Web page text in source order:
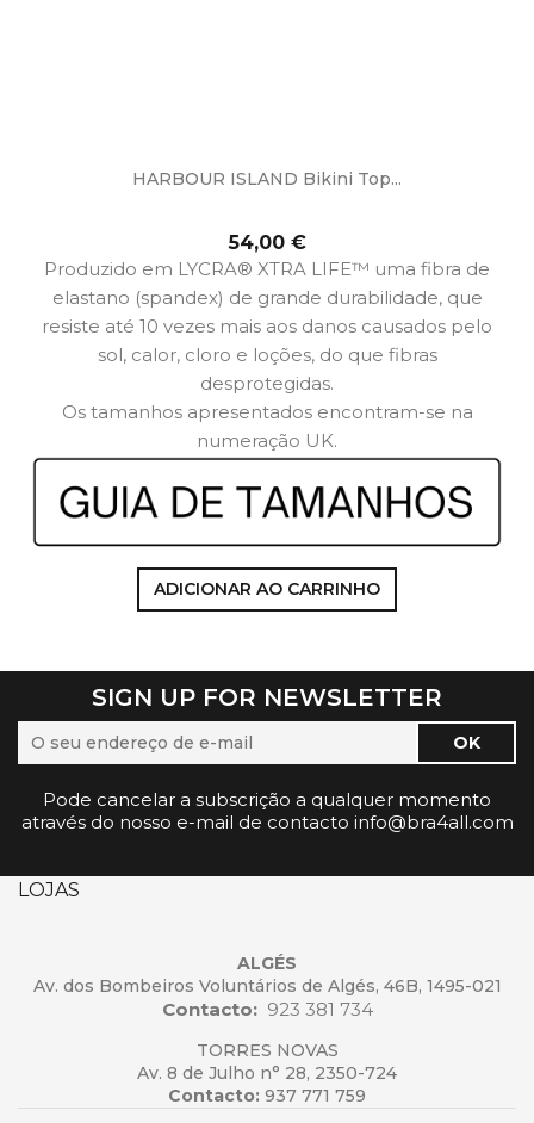
HARBOUR ISLAND Bikini Top...
Preço
54,00 €
Produzido em LYCRA® XTRA LIFE™ uma fibra de
elastano (spandex) de grande durabilidade, que
resiste até 10 vezes mais aos danos causados pelo
sol, calor, cloro e loções, do que fibras
desprotegidas.
Os tamanhos apresentados encontram-se na
numeração UK.
ADICIONAR AO CARRINHO
SIGN UP FOR NEWSLETTER
Pode cancelar a subscrição a qualquer momento
através do nosso e-mail de contacto info@bra4all.com
LOJAS
ALGÉS
Av. dos Bombeiros Voluntários de Algés, 46B, 1495-021
Contacto: 923 381 734
TORRES NOVAS
Av. 8 de Julho n° 28, 2350-724
Contacto: 937 771 759